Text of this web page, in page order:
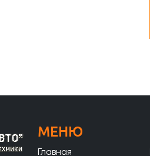
МЕНЮ
Главная